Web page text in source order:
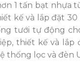
1 tấn bạt nhựa
kế và lắp đặt
tưới tự động
thiết kế và lắp
thống lọc và đèn